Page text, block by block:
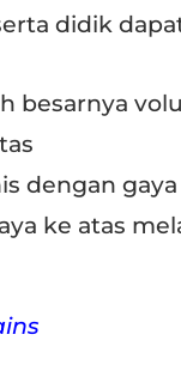
didik
besarnya
dengan
ke atas